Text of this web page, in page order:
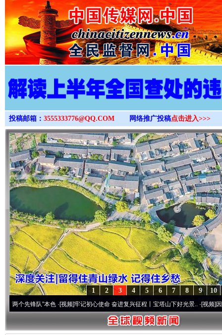
>
投稿邮箱： 3555333776@QQ.COM 网络推广投稿点击进入>>>
10
9
8
7
6
5
4
3
2
1
锋队”本色·[视频]牢记初心使命 奋进复兴征程丨宝塔山下好光景..·[视频]因党而生